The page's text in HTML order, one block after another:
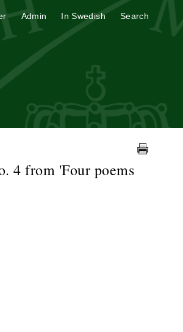
Admin In Swedish Search
4 from 'Four poems